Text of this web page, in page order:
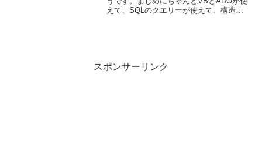
えて、SQLのクエリーが使えて、構造化
スポンサーリンク